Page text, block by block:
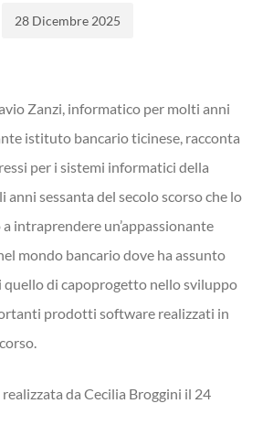
28 Dicembre 2025
Zanzi, informatico per molti anni
istituto bancario ticinese, racconta
per i sistemi informatici della
anni sessanta del secolo scorso che lo
intraprendere un’appassionante
mondo bancario dove ha assunto
quello di capoprogetto nello sviluppo
prodotti software realizzati in
realizzata da Cecilia Broggini il 24